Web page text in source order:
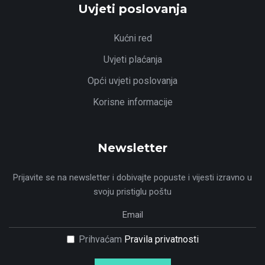
Uvjeti poslovanja
Kućni red
Uvjeti plaćanja
Opći uvjeti poslovanja
Korisne informacije
Newsletter
Prijavite se na newsletter i dobivajte popuste i vijesti izravno u
svoju pristiglu poštu
Prihvaćam Pravila privatnosti